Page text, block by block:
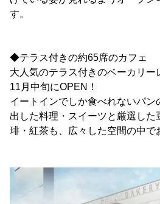
す。
◆テラス付きの約65席のカフェ
大人気のテラス付きのベーカリ
11月中旬にOPEN！
イートインでしか食べれないパン
出した料理・スイーツと厳選した
琲・紅茶も、広々した空間の中で